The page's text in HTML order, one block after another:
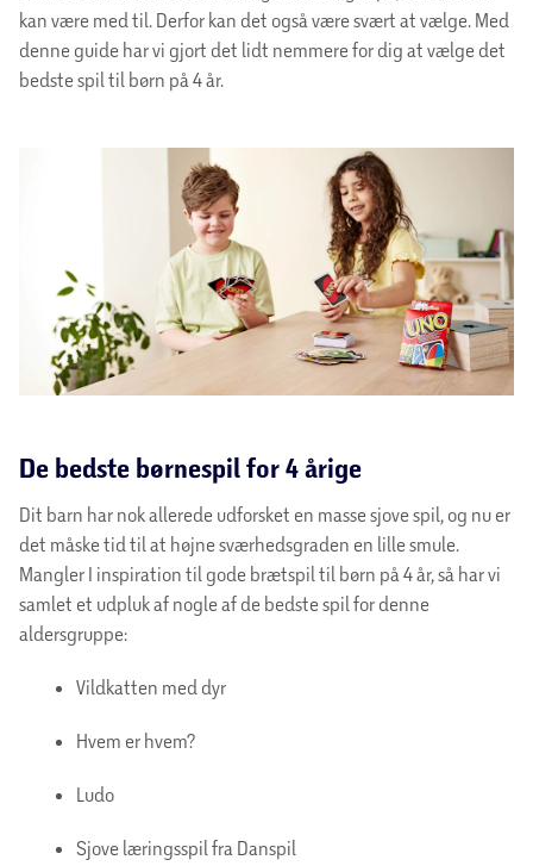
kan være med til. Derfor kan det også være svært at vælge. Med
denne guide har vi gjort det lidt nemmere for dig at vælge det
bedste spil til børn på 4 år.
De bedste børnespil for 4 årige
Dit barn har nok allerede udforsket en masse sjove spil, og nu er
det måske tid til at højne sværhedsgraden en lille smule.
Mangler I inspiration til gode brætspil til børn på 4 år, så har vi
samlet et udpluk af nogle af de bedste spil for denne
aldersgruppe:
Vildkatten med dyr
Hvem er hvem?
Ludo
Sjove læringsspil fra Danspil